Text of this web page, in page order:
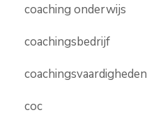
coaching onderwijs
coachingsbedrijf
coachingsvaardigheden
coc